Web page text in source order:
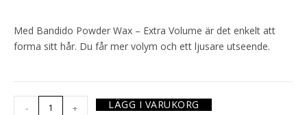
Med Bandido Powder Wax – Extra Volume är det enkelt att
forma sitt hår. Du får mer volym och ett ljusare utseende.
- + LÄGG I VARUKORG